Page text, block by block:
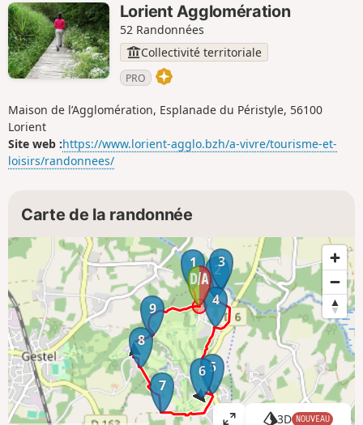
Lorient Agglomération
52 Randonnées
Collectivité territoriale
PRO
Maison de l’Agglomération, Esplanade du Péristyle, 56100
Lorient
Site web :https://www.lorient-agglo.bzh/a-vivre/tourisme-et-
loisirs/randonnees/
Carte de la randonnée
1 23
4
5
6
7
8
9
3D NOUVEAU